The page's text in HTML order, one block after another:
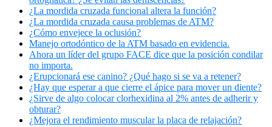
¿La mordida cruzada funcional altera la función?
¿La mordida cruzada causa problemas de ATM?
¿Cómo envejece la oclusión?
Manejo ortodóntico de la ATM basado en evidencia.
Ahora un líder del grupo FACE dice que la posición condilar
no importa.
¿Erupcionará ese canino? ¿Qué hago si se va a retener?
¿Hay que esperar a que cierre el ápice para mover un diente?
¿Sirve de algo colocar clorhexidina al 2% antes de adherir y
obturar?
¿Mejora el rendimiento muscular la placa de relajación?